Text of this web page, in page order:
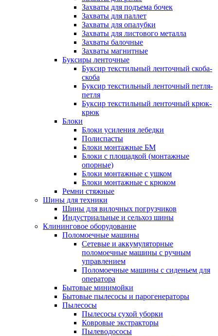
Захваты для подъема бочек
Захваты для паллет
Захваты для опалубки
Захваты для листового металла
Захваты балочные
Захваты магнитные
Буксиры ленточные
Буксир текстильный ленточный скоба-
скоба
Буксир текстильный ленточный петля-
петля
Буксир текстильный ленточный крюк-
крюк
Блоки
Блоки усиления лебедки
Полиспасты
Блоки монтажные БМ
Блоки с площадкой (монтажные
опорные)
Блоки монтажные с ушком
Блоки монтажные с крюком
Ремни стяжные
Шины для техники
Шины для вилочных погрузчиков
Индустриальные и сельхоз шины
Клининговое оборудование
Поломоечные машины
Сетевые и аккумуляторные
поломоечные машины с ручным
управлением
Поломоечные машины с сиденьем для
оператора
Бытовые минимойки
Бытовые пылесосы и парогенераторы
Пылесосы
Пылесосы сухой уборки
Ковровые экстракторы
Пылеводососы